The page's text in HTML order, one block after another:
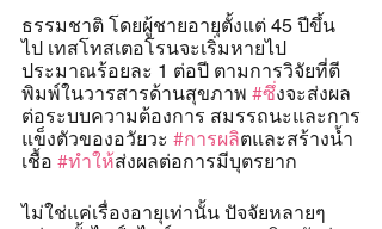
ธรรมชาติ โดยผู้ชายอายุตั้งแต่ 45 ปีขึ้น
ไป เทสโทสเตอโรนจะเริ่มหายไป
ประมาณร้อยละ 1 ต่อปี ตามการวิจัยที่ตี
พิมพ์ในวารสารด้านสุขภาพ #ซึ่งจะส่งผล
ต่อระบบความต้องการ สมรรถนะและการ
แข็งตัวของอวัยวะ #การผลิตและสร้างน้ำ
เชื้อ #ทำให้ส่งผลต่อการมีบุตรยาก
ไม่ใช่แค่เรื่องอายุเท่านั้น ปัจจัยหลายๆ